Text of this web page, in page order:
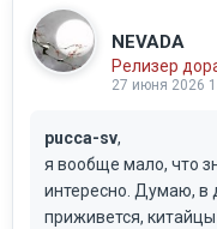
NEVADA
Релизер
27 июня 2026
pucca-sv,
я вообще мало, что
интересно. Думаю, в
приживется,